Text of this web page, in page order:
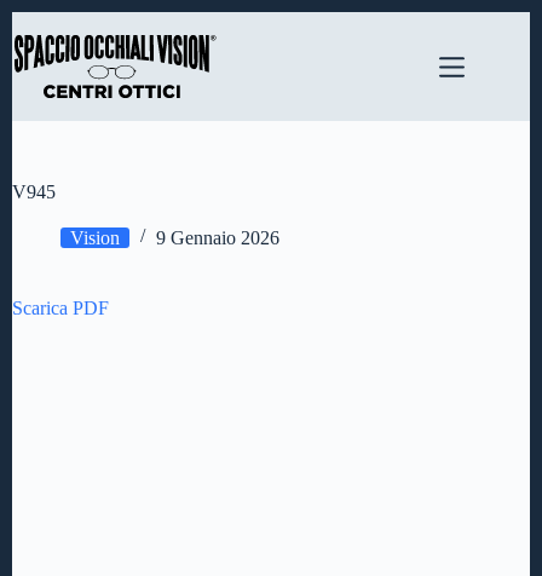
al
contenuto
V945
Vision 9 Gennaio 2026
Scarica PDF